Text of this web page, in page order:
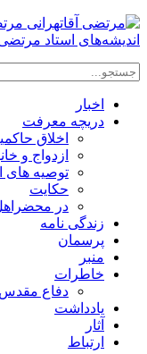
اندیشه‌های استاد مرتضی
اخبار
دریچه معرفت
اخلاق
ازدواج و
توصیه های
حکایت
در
زندگی نامه
پرسمان
منبر
خاطرات
دفاع مقدس
یادداشت
آثار
ارتباط